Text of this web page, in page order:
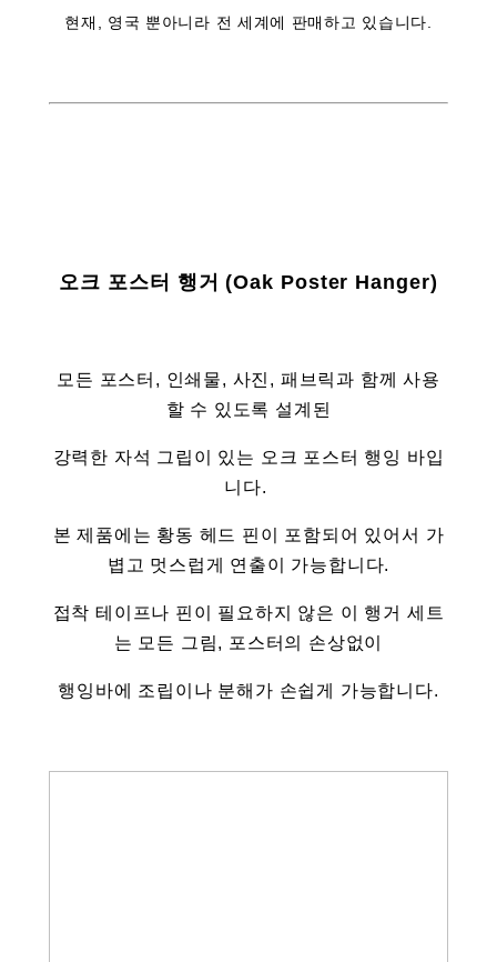
현재, 영국 뿐아니라 전 세계에 판매하고 있습니다.
오크 포스터 행거 (Oak Poster Hanger)
모든 포스터, 인쇄물, 사진, 패브릭과 함께 사용
할 수 있도록 설계된
강력한 자석 그립이 있는 오크 포스터 행잉 바입
니다.
본 제품에는 황동 헤드 핀이 포함되어 있어서 가
볍고 멋스럽게 연출이 가능합니다.
접착 테이프나 핀이 필요하지 않은 이 행거 세트
는 모든 그림, 포스터의 손상없이
행잉바에 조립이나 분해가 손쉽게 가능합니다.